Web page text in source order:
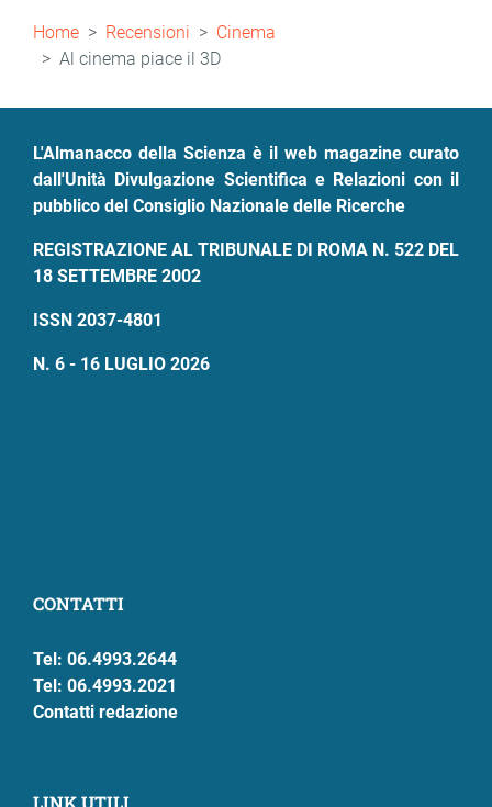
Briciole
di
pane
Home Recensioni
Cinema
Al cinema piace il 3D
L'Almanacco della Scienza è il web magazine curato
dall'Unità Divulgazione Scientifica e Relazioni con il
pubblico del Consiglio Nazionale delle Ricerche
REGISTRAZIONE AL TRIBUNALE DI ROMA N. 522 DEL
18 SETTEMBRE 2002
ISSN 2037-4801
N. 6 - 16 LUGLIO 2026
CONTATTI
Tel: 06.4993.2644
Tel: 06.4993.2021
Contatti redazione
LINK UTILI